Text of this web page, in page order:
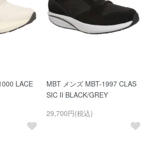
LACE
MBT メンズ MBT-1997 CLAS
SIC II BLACK/GREY
29,700円(税込)